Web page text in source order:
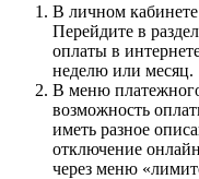
В личном
Перейдите в
оплаты в
неделю или месяц.
В меню
возможность
иметь разное
отключение
через меню